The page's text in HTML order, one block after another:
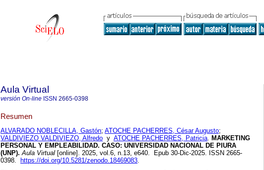
Aula Virtual
versión On-line ISSN 2665-0398
Resumen
ALVARADO NOBLECILLA, Gastón; ATOCHE PACHERRES, César Augusto;
VALDIVIEZO VALDIVIEZO, Alfredo y ATOCHE PACHERRES, Patricia. MARKETING
PERSONAL Y EMPLEABILIDAD. CASO: UNIVERSIDAD NACIONAL DE PIURA
(UNP). Aula Virtual [online]. 2025, vol.6, n.13, e640. Epub 30-Dic-2025. ISSN 2665-
0398.
https://doi.org/10.5281/zenodo.18469083.